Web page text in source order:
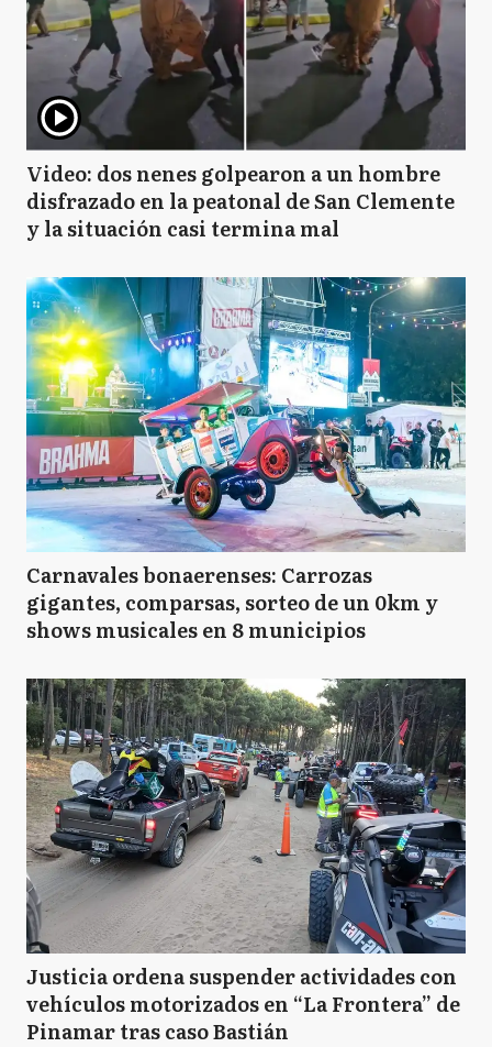
Video: dos nenes golpearon a un hombre
disfrazado en la peatonal de San Clemente
y la situación casi termina mal
Carnavales bonaerenses: Carrozas
gigantes, comparsas, sorteo de un 0km y
shows musicales en 8 municipios
Justicia ordena suspender actividades con
vehículos motorizados en “La Frontera” de
Pinamar tras caso Bastián